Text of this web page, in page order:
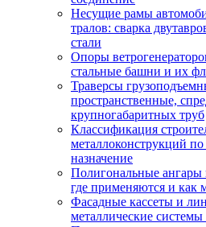
Несущие рамы
тралов: сварка
стали
Опоры
стальные башни и их
Траверсы
пространственные,
крупногабаритных труб
Классификация
металлоконструкций
назначение
Полигональные ангары
где применяются и как
Фасадные кассеты и
металлические